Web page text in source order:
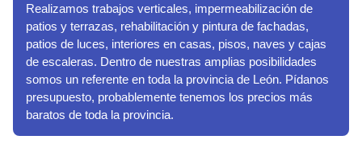
Realizamos trabajos verticales, impermeabilización de
patios y terrazas, rehabilitación y pintura de fachadas,
patios de luces, interiores en casas, pisos, naves y cajas
de escaleras. Dentro de nuestras amplias posibilidades
somos un referente en toda la provincia de León. Pídanos
presupuesto, probablemente tenemos los precios más
baratos de toda la provincia.